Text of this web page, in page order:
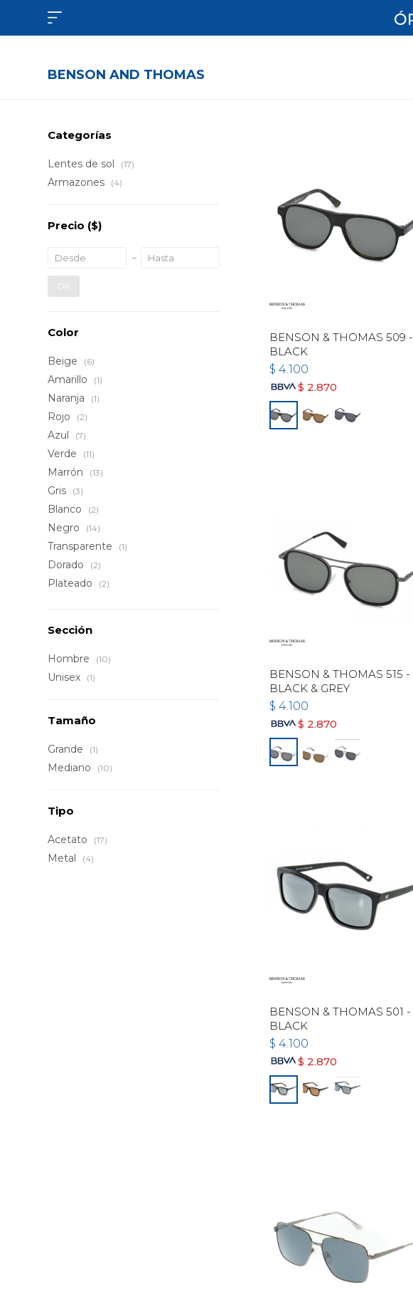

BENSON AND THOMAS
BENSON & THOMAS 509 -
BLACK
$ 4.100
$ 2.870
BENSON & THOMAS 515 -
BLACK & GREY
$ 4.100
$ 2.870
BENSON & THOMAS 501 -
BLACK
$ 4.100
$ 2.870
Categorías
Lentes de sol (17)
Armazones (4)
Precio ($)
OK
Color
Beige (6)
Amarillo (1)
Naranja (1)
Rojo (2)
Azul (7)
Verde (11)
Marrón (13)
Gris (3)
Blanco (2)
Negro (14)
Transparente (1)
Dorado (2)
Plateado (2)
Sección
Hombre (10)
Unisex (1)
Tamaño
Grande (1)
Mediano (10)
Tipo
Acetato (17)
Metal (4)